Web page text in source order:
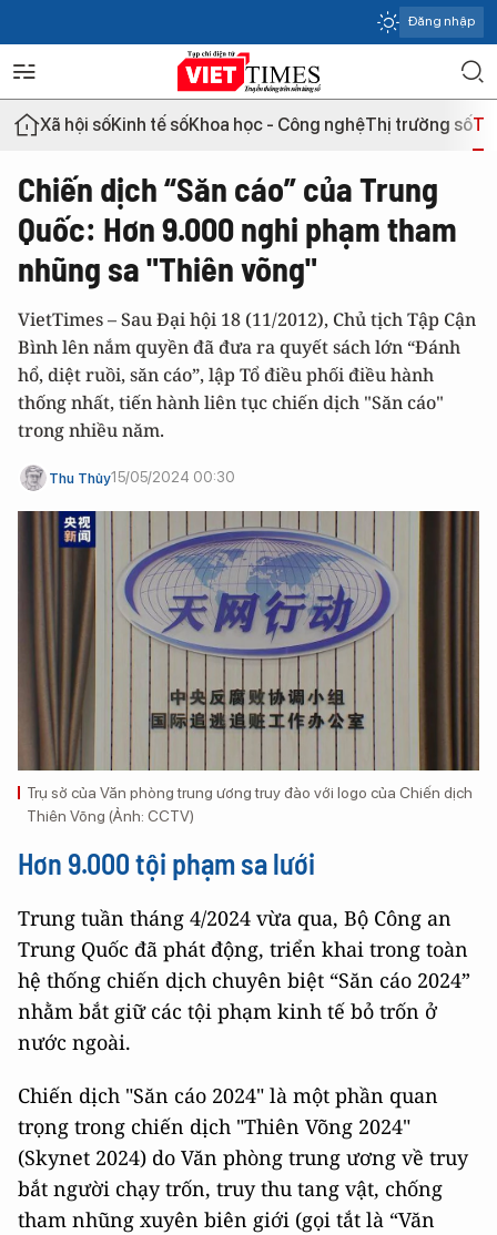
Đăng nhập
Xã hội sốKinh tế sốKhoa học - Công nghệThị trường số
Chiến dịch “Săn cáo” của Trung
Quốc: Hơn 9.000 nghi phạm tham
nhũng sa "Thiên võng"
VietTimes – Sau Đại hội 18 (11/2012), Chủ tịch Tập Cận
Bình lên nắm quyền đã đưa ra quyết sách lớn “Đánh
hổ, diệt ruồi, săn cáo”, lập Tổ điều phối điều hành
thống nhất, tiến hành liên tục chiến dịch "Săn cáo"
trong nhiều năm.
Thu Thủy15/05/2024 00:30
Trụ sở của Văn phòng trung ương truy đào với logo của Chiến dịch
Thiên Võng (Ảnh: CCTV)
Hơn 9.000 tội phạm sa lưới
Trung tuần tháng 4/2024 vừa qua, Bộ Công an
Trung Quốc đã phát động, triển khai trong toàn
hệ thống chiến dịch chuyên biệt “Săn cáo 2024”
nhằm bắt giữ các tội phạm kinh tế bỏ trốn ở
nước ngoài.
Chiến dịch "Săn cáo 2024" là một phần quan
trọng trong chiến dịch "Thiên Võng 2024"
(Skynet 2024) do Văn phòng trung ương về truy
bắt người chạy trốn, truy thu tang vật, chống
tham nhũng xuyên biên giới (gọi tắt là “Văn